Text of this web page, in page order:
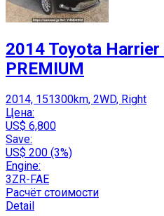
2014 Toyota Harrier
PREMIUM
2014, 151300km, 2WD, Right
Цена:
US$ 6,800
Save:
US$ 200 (3%)
Engine:
3ZR-FAE
Расчёт стоимости
Detail